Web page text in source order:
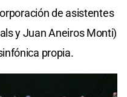
de asistentes
y Juan Aneiros Monti)
propia.